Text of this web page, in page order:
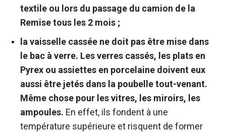
textile ou lors du passage du camion de la
Remise tous les 2 mois ;
la vaisselle cassée ne doit pas être mise dans
le bac à verre. Les verres cassés, les plats en
Pyrex ou assiettes en porcelaine doivent eux
aussi être jetés dans la poubelle tout-venant.
Même chose pour les vitres, les miroirs, les
ampoules. En effet, ils fondent à une
température supérieure et risquent de former